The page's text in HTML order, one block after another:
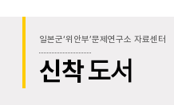
일본군‘위안부’문제연구소 자료센터
신착도서